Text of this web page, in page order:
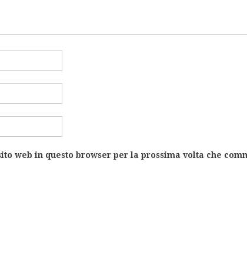
web in questo browser per la prossima volta che